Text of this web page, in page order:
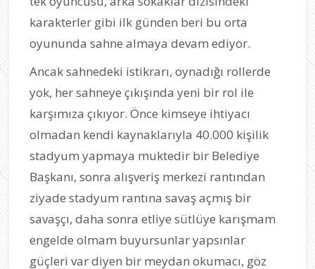
karakterler gibi ilk günden beri bu orta
oyununda sahne almaya devam ediyor.
Ancak sahnedeki istikrarı, oynadığı rollerde
yok, her sahneye çıkışında yeni bir rol ile
karşımıza çıkıyor. Önce kimseye ihtiyacı
olmadan kendi kaynaklarıyla 40.000 kişilik
stadyum yapmaya muktedir bir Belediye
Başkanı, sonra alışveriş merkezi rantından
ziyade stadyum rantına savaş açmış bir
savaşçı, daha sonra etliye sütlüye karışmam
engelde olmam buyursunlar yapsınlar
güçleri var diyen bir meydan okumacı, göz